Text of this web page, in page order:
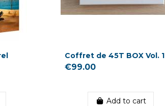
Coffret de 45T BOX Vol. 1
€99.00
Add to cart